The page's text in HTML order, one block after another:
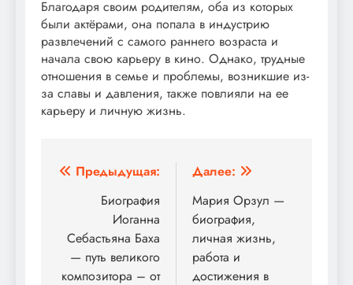
Благодаря своим родителям, оба из которых
были актёрами, она попала в индустрию
развлечений с самого раннего возраста и
начала свою карьеру в кино. Однако, трудные
отношения в семье и проблемы, возникшие из-
за славы и давления, также повлияли на ее
карьеру и личную жизнь.
Навигация
записям
Предыдущая:
Биография
Иоганна
Себастьяна Баха
— путь великого
композитора – от
Далее:
Мария Орзул —
биография,
личная жизнь,
работа и
достижения в